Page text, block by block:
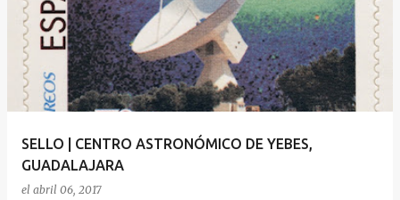
SELLO | CENTRO ASTRONÓMICO DE YEBES,
GUADALAJARA
el abril 06, 2017